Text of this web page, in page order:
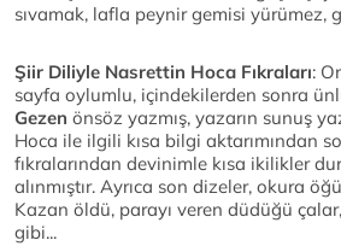
sıvamak, lafla peynir gemisi yürümez,
Şiir Diliyle Nasrettin Hoca Fıkraları:
sayfa oylumlu, içindekilerden sonra
Gezen önsöz yazmış, yazarın sunuş
Hoca ile ilgili kısa bilgi aktarımından
fıkralarından devinimle kısa ikilikler
alınmıştır. Ayrıca son dizeler, okura
Kazan öldü, parayı veren düdüğü
gibi...